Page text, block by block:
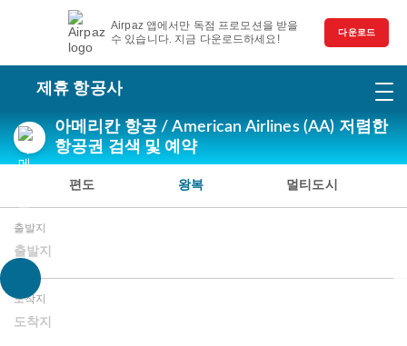
Airpaz 앱에서만 독점 프로모션을 받을
수 있습니다. 지금 다운로드하세요!
다운로드
제휴 항공사
아메리칸 항공 / American Airlines (AA) 저렴한
항공권 검색 및 예약
편도 왕복 멀티도시
출발지
출발지
도착지
도착지